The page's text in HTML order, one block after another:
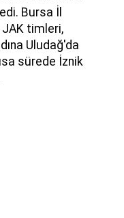
Bursa İl
JAK timleri,
Uludağ'da
sürede İznik